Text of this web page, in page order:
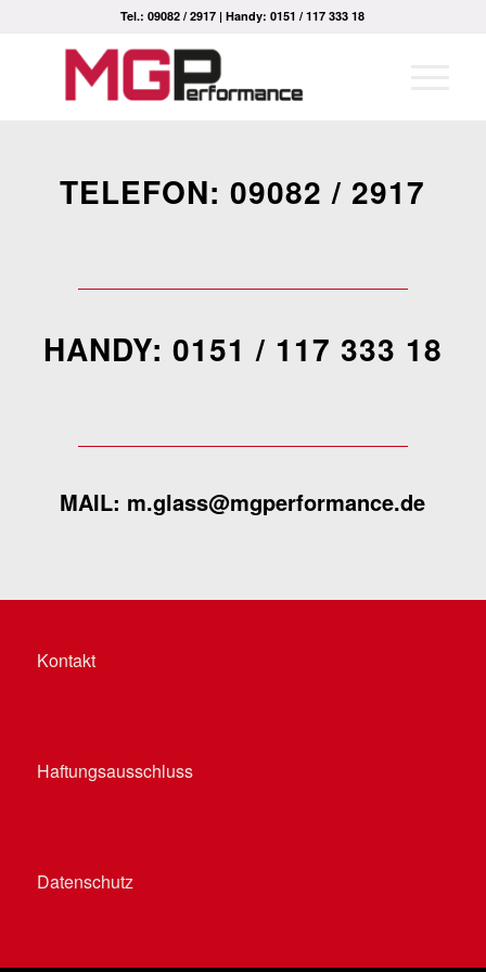
Tel.: 09082 / 2917 | Handy: 0151 / 117 333 18
TELEFON: 09082 / 2917
HANDY: 0151 / 117 333 18
MAIL: m.glass@mgperformance.de
Kontakt
Haftungsausschluss
Datenschutz